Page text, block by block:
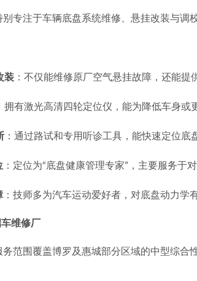
别专注于车辆底盘系统维修、悬挂改装与调
装 ：不仅能维修原厂空气悬挂故障，还能提
拥有激光高清四轮定位仪，能为降低车身或
：通过路试和专用听诊工具，能快速定位底
：定位为“底盘健康管理专家”，主要服务于
：技师多为汽车运动爱好者，对底盘动力学
维修厂
务范围覆盖博罗及惠城部分区域的中型综合